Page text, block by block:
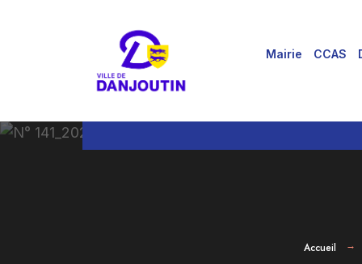
contenu
Mairie CCAS
Accueil